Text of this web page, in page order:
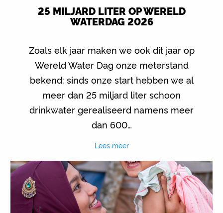
25 MILJARD LITER OP WERELD
WATERDAG 2026
Zoals elk jaar maken we ook dit jaar op
Wereld Water Dag onze meterstand
bekend: sinds onze start hebben we al
meer dan 25 miljard liter schoon
drinkwater gerealiseerd namens meer
dan 600…
Lees meer